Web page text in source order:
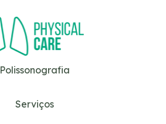
Polissonografia
Serviços